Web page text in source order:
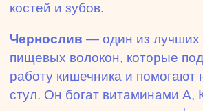
костей и зубов.
Чернослив — один из лучших
пищевых волокон, которые
работу кишечника и помогают
стул. Он богат витаминами А,